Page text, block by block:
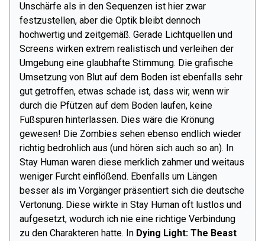
Unschärfe als in den Sequenzen ist hier zwar
festzustellen, aber die Optik bleibt dennoch
hochwertig und zeitgemäß. Gerade Lichtquellen und
Screens wirken extrem realistisch und verleihen der
Umgebung eine glaubhafte Stimmung. Die grafische
Umsetzung von Blut auf dem Boden ist ebenfalls sehr
gut getroffen, etwas schade ist, dass wir, wenn wir
durch die Pfützen auf dem Boden laufen, keine
Fußspuren hinterlassen. Dies wäre die Krönung
gewesen! Die Zombies sehen ebenso endlich wieder
richtig bedrohlich aus (und hören sich auch so an). In
Stay Human waren diese merklich zahmer und weitaus
weniger Furcht einflößend. Ebenfalls um Längen
besser als im Vorgänger präsentiert sich die deutsche
Vertonung. Diese wirkte in Stay Human oft lustlos und
aufgesetzt, wodurch ich nie eine richtige Verbindung
zu den Charakteren hatte. In Dying Light: The Beast